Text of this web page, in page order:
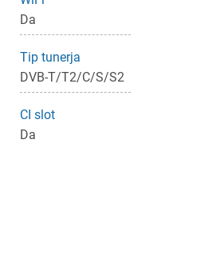
Da
Tip tunerja
DVB-T/T2/C/S/S2
CI slot
Da